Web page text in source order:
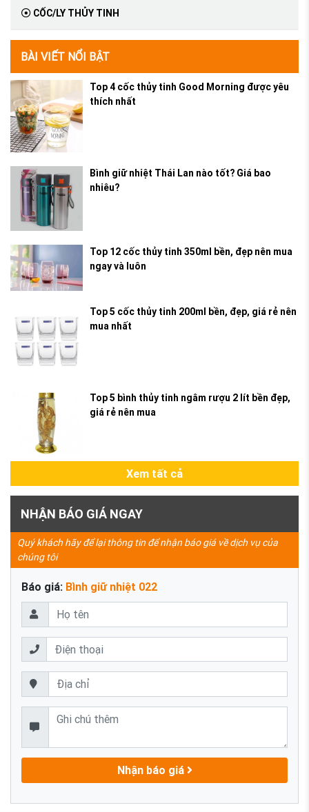
CỐC/LY THỦY TINH
BÀI VIẾT NỔI BẬT
Top 4 cốc thủy tinh Good Morning được yêu
thích nhất
Bình giữ nhiệt Thái Lan nào tốt? Giá bao
nhiêu?
Top 12 cốc thủy tinh 350ml bền, đẹp nên mua
ngay và luôn
Top 5 cốc thủy tinh 200ml bền, đẹp, giá rẻ nên
mua nhất
Top 5 bình thủy tinh ngâm rượu 2 lít bền đẹp,
giá rẻ nên mua
Xem tất cả
NHẬN BÁO GIÁ NGAY
Quý khách hãy để lại thông tin để nhận báo giá về dịch vụ của
chúng tôi
Báo giá: Bình giữ nhiệt 022
Nhận báo giá